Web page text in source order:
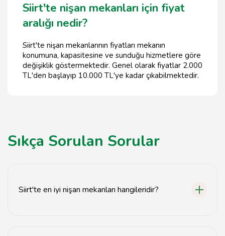
Siirt'te nişan mekanları için fiyat
aralığı nedir?
Siirt'te nişan mekanlarının fiyatları mekanın
konumuna, kapasitesine ve sunduğu hizmetlere göre
değişiklik göstermektedir. Genel olarak fiyatlar 2.000
TL'den başlayıp 10.000 TL'ye kadar çıkabilmektedir.
Sıkça Sorulan Sorular
Siirt'te en iyi nişan mekanları hangileridir?